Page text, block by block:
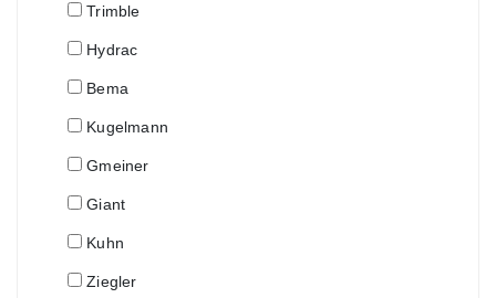
Trimble
Hydrac
Bema
Kugelmann
Gmeiner
Giant
Kuhn
Ziegler